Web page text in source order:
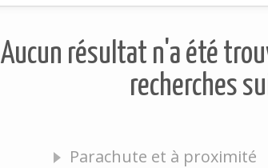
Aucun résultat n'a été
recherches
Parachute et à proximité